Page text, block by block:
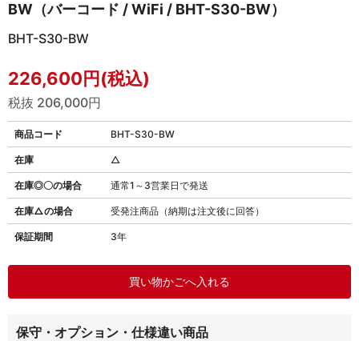
BW（バーコード / WiFi / BHT-S30-BW）
BHT-S30-BW
226,600円(税込)
税抜 206,000円
商品コード BHT-S30-BW
在庫◎〇の場合 通常1～3営業日で発送
在庫△の場合 受発注商品（納期は注文後に回答）
保証期間 3年
在庫 △
保守・オプション・仕様違い商品